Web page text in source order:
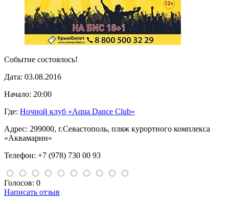
Событие состоялось!
Дата: 03.08.2016
Начало: 20:00
Где: Ночной клуб «Aqua Dance Club»
Адрес: 299000, г.Севастополь, пляж курортного комплекса
«Аквамарин»
Телефон: +7 (978) 730 00 93
Голосов: 0
Написать отзыв